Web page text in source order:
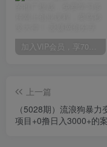
加入VIP会员，享70%的推广提成，免费学习多种网上创业课程，菜鸟秒变大神！
上一篇
（5028期）流浪狗暴力
项目+0撸日入3000+的